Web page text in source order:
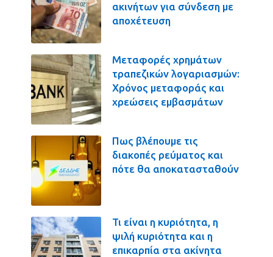
ακινήτων για σύνδεση με
αποχέτευση
Μεταφορές χρημάτων
τραπεζικών λογαριασμών:
Χρόνος μεταφοράς και
χρεώσεις εμβασμάτων
Πως βλέπουμε τις
διακοπές ρεύματος και
πότε θα αποκατασταθούν
Τι είναι η κυριότητα, η
ψιλή κυριότητα και η
επικαρπία στα ακίνητα